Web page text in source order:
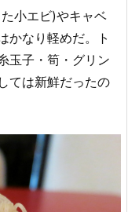
小エビ)やキャベ
かなり軽めだ。ト
玉子・筍・グリン
ては新鮮だったの